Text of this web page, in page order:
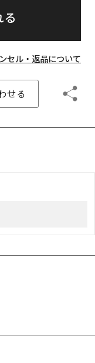
る
セル・返品について
せる